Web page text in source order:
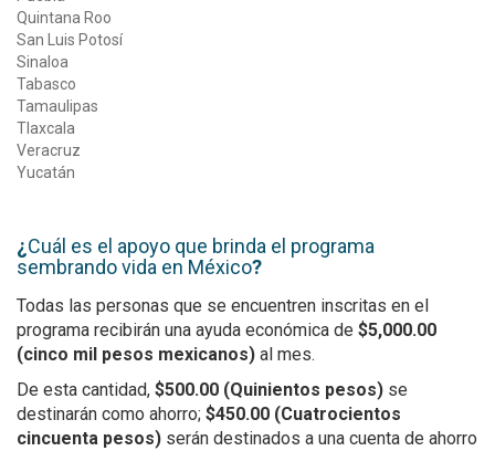
Quintana Roo
San Luis Potosí
Sinaloa
Tabasco
Tamaulipas
Tlaxcala
Veracruz
Yucatán
¿Cuál es el apoyo que brinda el programa
sembrando vida en México?
Todas las personas que se encuentren inscritas en el
programa recibirán una ayuda económica de $5,000.00
(cinco mil pesos mexicanos) al mes.
De esta cantidad, $500.00 (Quinientos pesos) se
destinarán como ahorro; $450.00 (Cuatrocientos
cincuenta pesos) serán destinados a una cuenta de ahorro